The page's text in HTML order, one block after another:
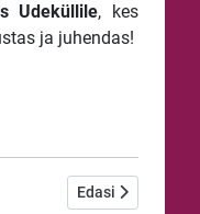
Udeküllile, kes
ja juhendas!
rokkis ja paitas
Järgmine
Edasi